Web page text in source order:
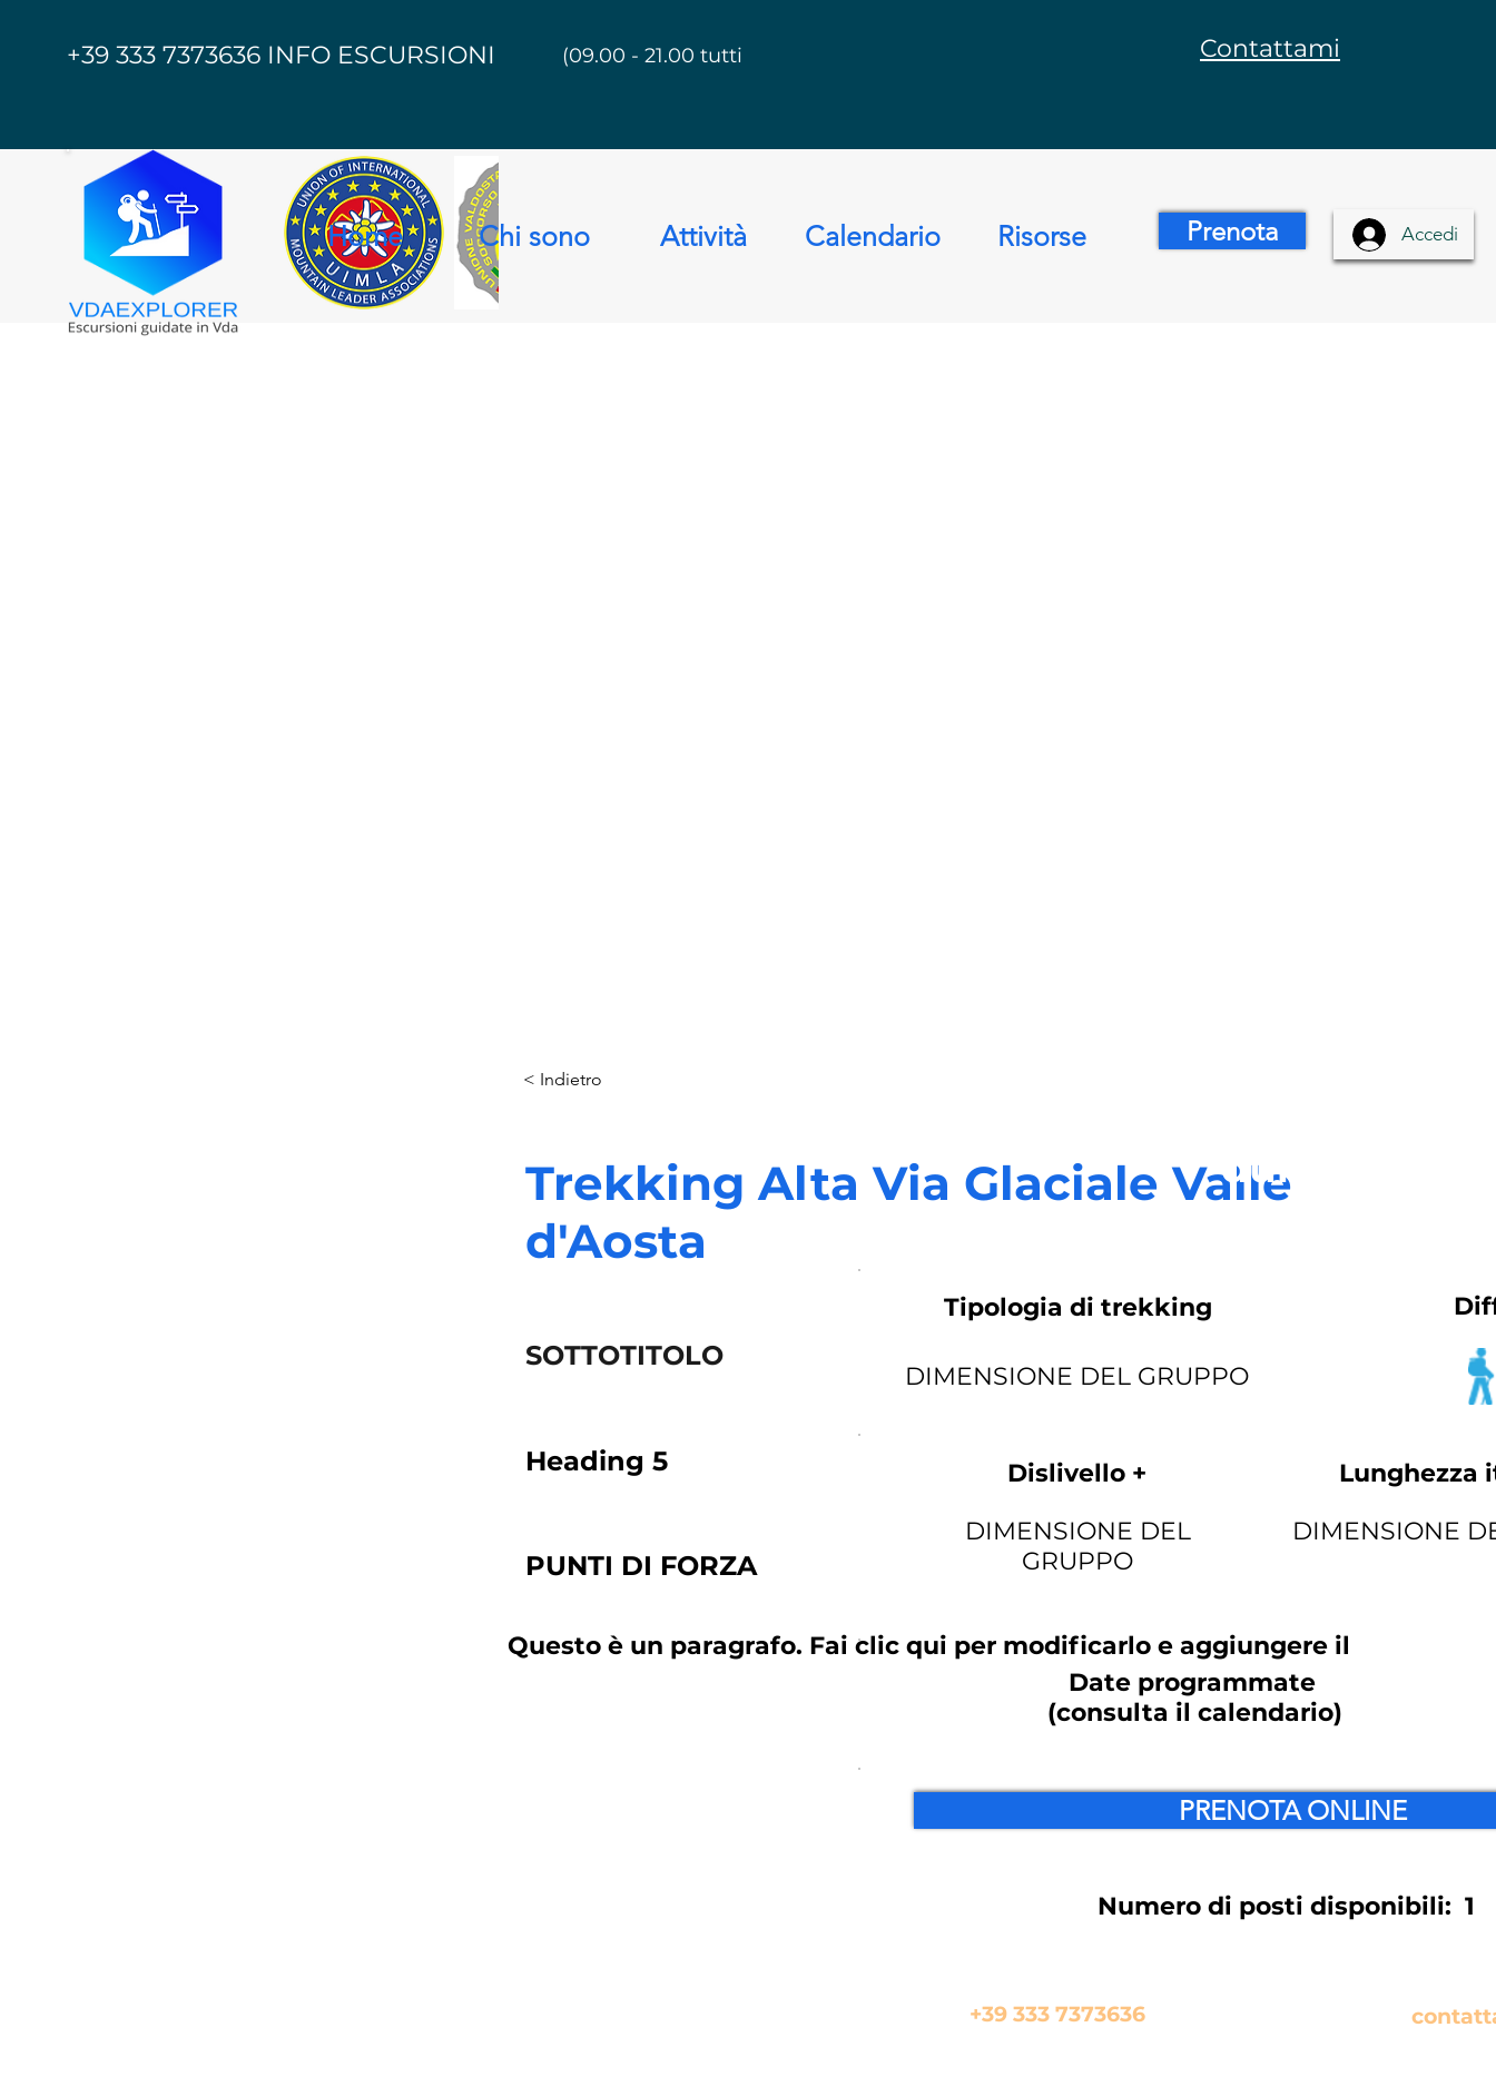
+39 333 7373636 INFO ESCURSIONI (09.00 - 21.00 tutti i giorni) Contattami
Home Chi sono Attività Calendario Risorse Prenota Accedi
< Indietro
Trekking Alta Via Glaciale Valle
d'Aosta
SOTTOTITOLO
Heading 5
PUNTI DI FORZA
Questo è un paragrafo. Fai clic qui per modificarlo e aggiungere il
durata
Tipologia di trekking
DIMENSIONE DEL GRUPPO
Dislivello +
DIMENSIONE DEL
GRUPPO
Lunghezza
DIMENSIONE
Date programmate
(consulta il calendario)
PRENOTA ONLINE
Numero di posti disponibili: 1
+39 333 7373636